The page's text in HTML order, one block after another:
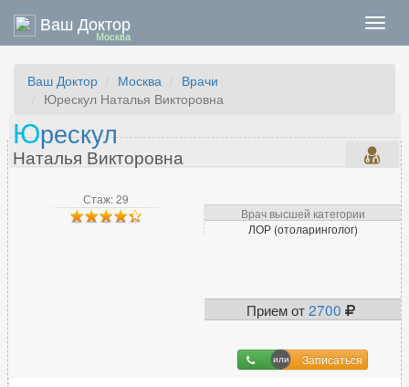
Ваш Доктор
Москва
Ваш Доктор Москва
Врачи
Юрескул Наталья Викторовна
Стаж: 29
Врач высшей категории
ЛОР (отоларинголог)
Прием от2700
Записаться
Юрескул
Наталья Викторовна